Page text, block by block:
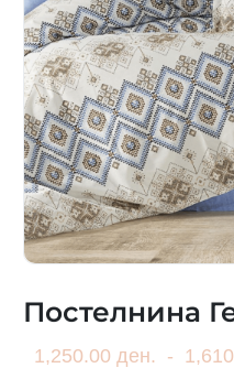
Постелнина
1,250.00 ден. -